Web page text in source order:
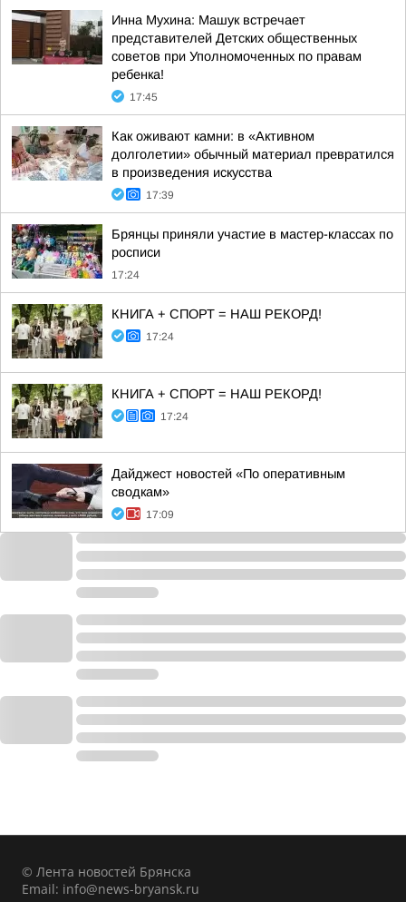
Инна Мухина: Машук встречает
представителей Детских общественных
советов при Уполномоченных по правам
ребенка!
17:45
Как оживают камни: в «Активном
долголетии» обычный материал превратился
в произведения искусства
17:39
Брянцы приняли участие в мастер-классах по
росписи
17:24
КНИГА + СПОРТ = НАШ РЕКОРД!
17:24
КНИГА + СПОРТ = НАШ РЕКОРД!
17:24
Дайджест новостей «По оперативным
сводкам»
17:09
© Лента новостей Брянска
Email: info@news-bryansk.ru